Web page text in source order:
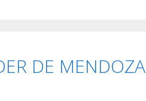
DE MENDOZA